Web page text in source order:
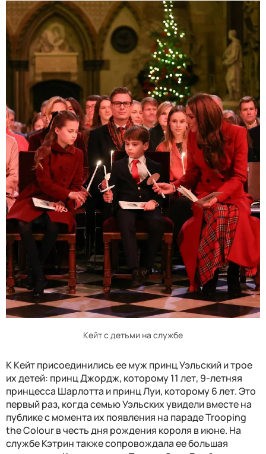
Кейт с детьми на службе
К Кейт присоединились ее муж принц Уэльский и трое
их детей: принц Джордж, которому 11 лет, 9-летняя
принцесса Шарлотта и принц Луи, которому 6 лет. Это
первый раз, когда семью Уэльских увидели вместе на
публике с момента их появления на параде Trooping
the Colour в честь дня рождения короля в июне. На
службе Кэтрин также сопровождала ее большая